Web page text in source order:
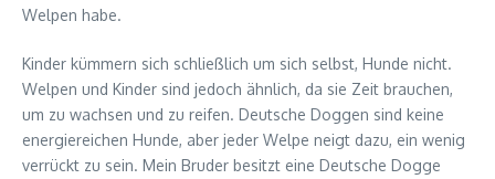
Welpen habe.
Kinder kümmern sich schließlich um sich selbst, Hunde nicht.
Welpen und Kinder sind jedoch ähnlich, da sie Zeit brauchen,
um zu wachsen und zu reifen. Deutsche Doggen sind keine
energiereichen Hunde, aber jeder Welpe neigt dazu, ein wenig
verrückt zu sein. Mein Bruder besitzt eine Deutsche Dogge